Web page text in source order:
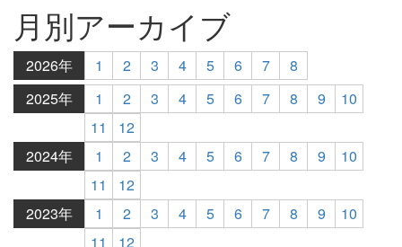
月別アーカイブ
2026年 1 2 3 4 5 6 7
8
2025年
1 2 3 4 5 6 7 8 9
10
11
12
2024年
1 2 3 4 5 6 7 8 9
10
11
12
2023年
1 2 3 4 5 6 7 8 9
10
11
12